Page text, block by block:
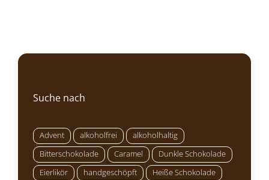
Suche nach
Advent alkoholfrei
alkoholhaltig
Bitterschokolade
Caramel
Dunkle Schokolade
Eierlikör
handgeschöpft
Heiße Schokolade